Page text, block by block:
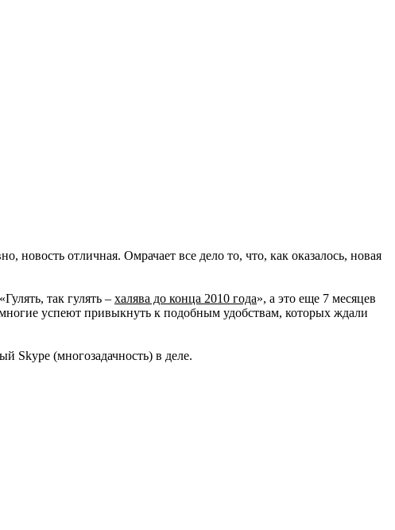
новость отличная. Омрачает все дело то, что, как оказалось, новая
так гулять – халява до конца 2010 года», а это еще 7 месяцев
успеют привыкнуть к подобным удобствам, которых ждали
Skype (многозадачность) в деле.